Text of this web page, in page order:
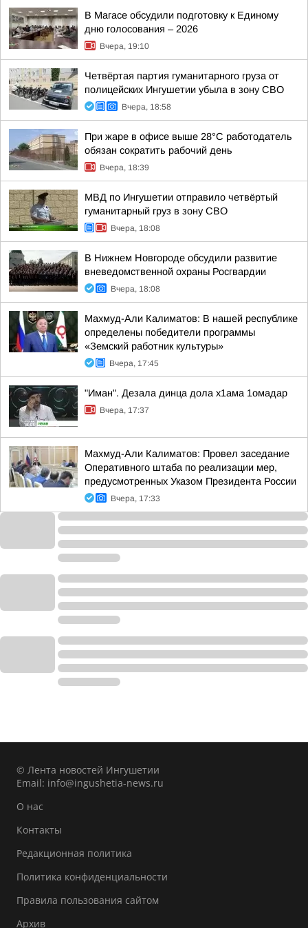
В Магасе обсудили подготовку к Единому
дню голосования – 2026
Вчера, 19:10
Четвёртая партия гуманитарного груза от
полицейских Ингушетии убыла в зону СВО
Вчера, 18:58
При жаре в офисе выше 28°C работодатель
обязан сократить рабочий день
Вчера, 18:39
МВД по Ингушетии отправило четвёртый
гуманитарный груз в зону СВО
Вчера, 18:08
В Нижнем Новгороде обсудили развитие
вневедомственной охраны Росгвардии
Вчера, 18:08
Махмуд-Али Калиматов: В нашей республике
определены победители программы
«Земский работник культуры»
Вчера, 17:45
"Иман". Дезала динца дола х1ама 1омадар
Вчера, 17:37
Махмуд-Али Калиматов: Провел заседание
Оперативного штаба по реализации мер,
предусмотренных Указом Президента России
Вчера, 17:33
© Лента новостей Ингушетии
Email: info@ingushetia-news.ru
О нас
Контакты
Редакционная политика
Политика конфиденциальности
Правила пользования сайтом
Архив